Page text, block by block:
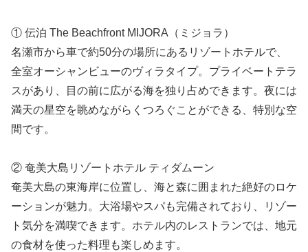
① 伝泊 The Beachfront MIJORA（ミジョラ）
名瀬市から車で約50分の場所にあるリゾートホテルで、
全室オーシャンビューのヴィラタイプ。プライベートテラ
スがあり、目の前に広がる海を独り占めできます。夜には
満天の星空を眺めながらくつろぐことができる、特別な空
間です。
② 奄美大島リゾートホテル ティダムーン
奄美大島の東海岸に位置し、海と森に囲まれた絶好のロケ
ーションが魅力。大浴場やスパも完備されており、リゾー
ト気分を満喫できます。ホテル内のレストランでは、地元
の食材を使った料理も楽しめます。